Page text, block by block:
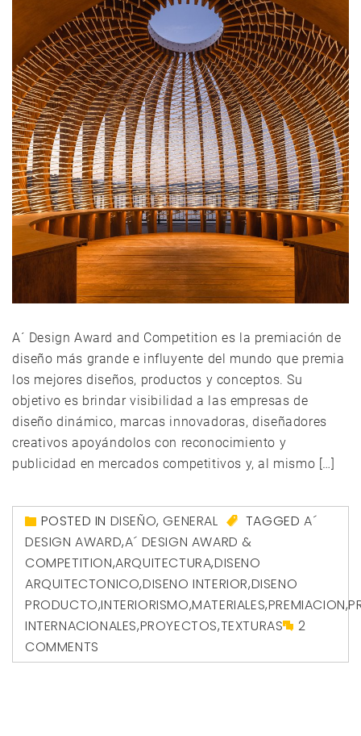
A´ Design Award and Competition es la premiación de
diseño más grande e influyente del mundo que premia
los mejores diseños, productos y conceptos. Su
objetivo es brindar visibilidad a las empresas de
diseño dinámico, marcas innovadoras, diseñadores
creativos apoyándolos con reconocimiento y
publicidad en mercados competitivos y, al mismo […]
POSTED IN DISEÑO,GENERAL TAGGEDA´
DESIGN AWARD,A´ DESIGN AWARD &
COMPETITION,ARQUITECTURA,DISENO
ARQUITECTONICO,DISENO INTERIOR,DISENO
PRODUCTO,INTERIORISMO,MATERIALES,PREMIACION,
INTERNACIONALES,PROYECTOS,TEXTURAS
2
COMMENTS